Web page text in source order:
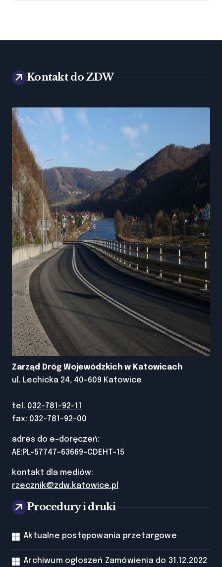
Kontakt do ZDW
Zarząd Dróg Wojewódzkich w Katowicach
ul. Lechicka 24, 40-609 Katowice
tel. 032-781-92-11
fax: 032-781-92-00
adres do e-doręczeń:
AE:PL-57747-63669-CDEHT-15
kontakt dla mediów:
rzecznik@zdw.katowice.pl
Procedury i druki
Aktualne postępowania przetargowe
Archiwum ogłoszeń Zamówienia do 31.12.2022